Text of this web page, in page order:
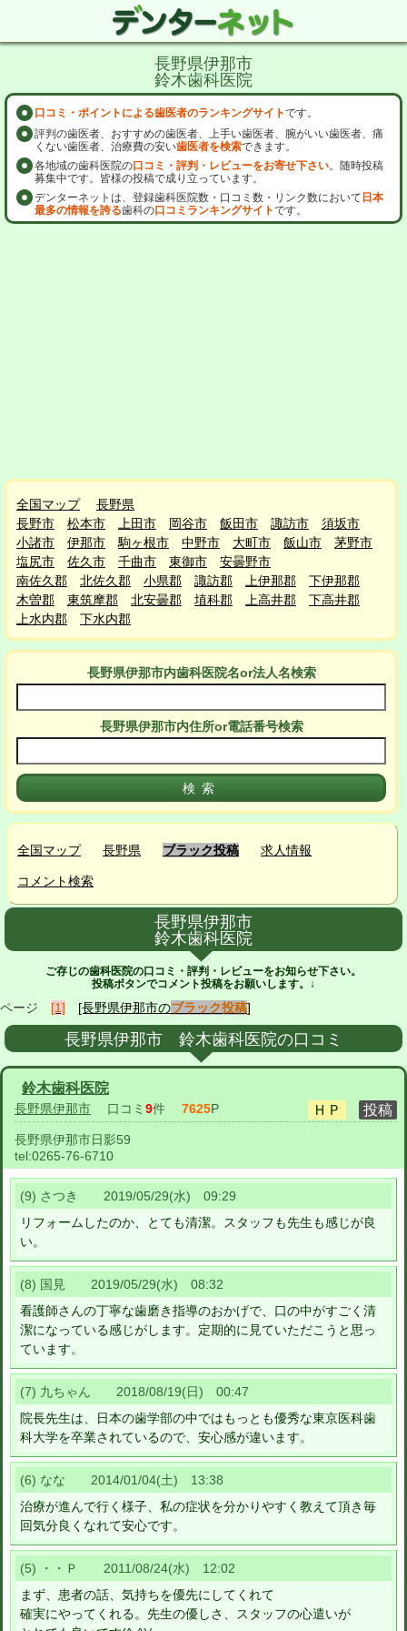
長野県伊那市
鈴木歯科医院
口コミ・ポイントによる歯医者のランキングサイトです。
評判の歯医者、おすすめの歯医者、上手い歯医者、腕がいい歯医者、痛
くない歯医者、治療費の安い歯医者を検索できます。
各地域の歯科医院の口コミ・評判・レビューをお寄せ下さい。随時投稿
募集中です。皆様の投稿で成り立っています。
デンターネットは、登録歯科医院数・口コミ数・リンク数において 日本
最多の情報を誇る歯科の口コミランキングサイトです。
全国マップ
長野県
長野市
松本市 上田市 岡谷市 飯田市 諏訪市
須坂市
小諸市
伊那市 駒ヶ根市 中野市 大町市 飯山市
茅野市
塩尻市
佐久市 千曲市 東御市
安曇野市
南佐久郡
北佐久郡 小県郡 諏訪郡 上伊那郡
下伊那郡
木曽郡
東筑摩郡 北安曇郡 埴科郡 上高井郡
下高井郡
上水内郡
下水内郡
長野県伊那市内歯科医院名or法人名検索
長野県伊那市内住所or電話番号検索
全国マップ 長野県 ブラック投稿 求人情報
コメント検索
長野県伊那市
鈴木歯科医院
ご存じの歯科医院の口コミ・評判・レビューをお知らせ下さい。
投稿ボタンでコメント投稿をお願いします。↓
ページ [1] [長野県伊那市のブラック投稿]
長野県伊那市 鈴木歯科医院の口コミ
鈴木歯科医院
長野県伊那市 口コミ 9件 7625P
長野県伊那市日影59
tel:0265-76-6710
(9) さつき 2019/05/29(水) 09:29
リフォームしたのか、とても清潔。スタッフも先生も感じが良
い。
(8) 国見 2019/05/29(水) 08:32
看護師さんの丁寧な歯磨き指導のおかげで、口の中がすごく清
潔になっている感じがします。定期的に見ていただこうと思っ
ています。
(7) 九ちゃん 2018/08/19(日) 00:47
院長先生は、日本の歯学部の中ではもっとも優秀な東京医科歯
科大学を卒業されているので、安心感が違います。
(6) なな 2014/01/04(土) 13:38
治療が進んで行く様子、私の症状を分かりやすく教えて頂き毎
回気分良くなれて安心です。
(5) ・・Ｐ 2011/08/24(水) 12:02
まず、患者の話、気持ちを優先にしてくれて
確実にやってくれる。先生の優しさ、スタッフの心遣いが